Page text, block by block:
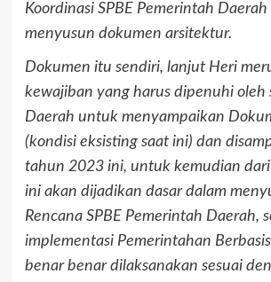
Koordinasi SPBE Pemerintah Daerah
menyusun dokumen arsitektur.
Dokumen itu sendiri, lanjut Heri
kewajiban yang harus dipenuhi oleh
Daerah untuk menyampaikan
(kondisi eksisting saat ini) dan
tahun 2023 ini, untuk kemudian dari
ini akan dijadikan dasar dalam
Rencana SPBE Pemerintah Daerah,
implementasi Pemerintahan
benar benar dilaksanakan sesuai